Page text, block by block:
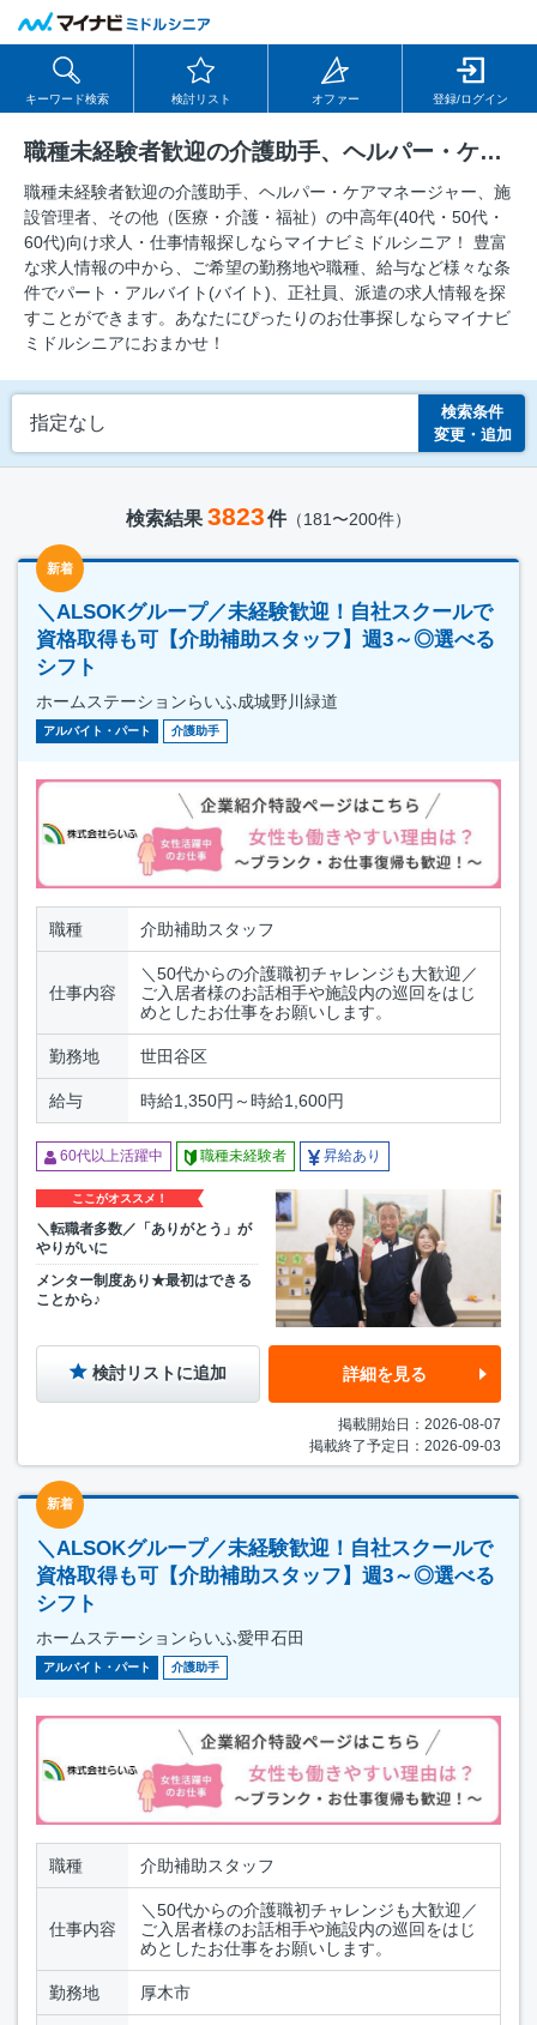
キーワード検索 検討リスト オファー 登録/ログイン
職種未経験者歓迎の介護助手、ヘルパー・ケアマネージャー、施設管理者、その他（医療・介護・福祉）の求人
職種未経験者歓迎の介護助手、ヘルパー・ケアマネージャー、施
設管理者、その他（医療・介護・福祉）の中⾼年(40代・50代・
60代)向け求⼈・仕事情報探しならマイナビミドルシニア！ 豊富
な求人情報の中から、ご希望の勤務地や職種、給与など様々な条
件でパート・アルバイト(バイト)、正社員、派遣の求人情報を探
すことができます。あなたにぴったりのお仕事探しならマイナビ
ミドルシニアにおまかせ！
指定なし
検索条件
変更・追加
検索結果 3823件（181〜200件）
新着
＼ALSOKグループ／未経験歓迎！自社スクールで
資格取得も可【介助補助スタッフ】週3～◎選べる
シフト
ホームステーションらいふ成城野川緑道
アルバイト・パート 介護助手
職種 介助補助スタッフ
仕事内容
＼50代からの介護職初チャレンジも大歓迎／
ご入居者様のお話相手や施設内の巡回をはじ
めとしたお仕事をお願いします。
勤務地 世田谷区
給与 時給1,350円～時給1,600円
60代以上活躍中 職種未経験者 昇給あり
ここがオススメ！
＼転職者多数／「ありがとう」が
やりがいに
メンター制度あり★最初はできる
ことから♪
検討リストに追加 詳細を見る
掲載開始日：2026-08-07
掲載終了予定日：2026-09-03
新着
＼ALSOKグループ／未経験歓迎！自社スクールで
資格取得も可【介助補助スタッフ】週3～◎選べる
シフト
ホームステーションらいふ愛甲石田
アルバイト・パート 介護助手
職種 介助補助スタッフ
仕事内容
＼50代からの介護職初チャレンジも大歓迎／
ご入居者様のお話相手や施設内の巡回をはじ
めとしたお仕事をお願いします。
勤務地 厚木市